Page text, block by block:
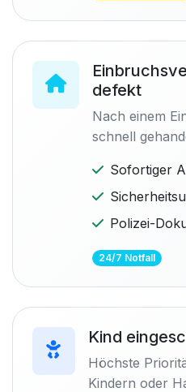
defekt
Nach einem
schnell
Sofortiger
Polizei-
24/7 Notfall
Kind
Höchste
Kindern oder